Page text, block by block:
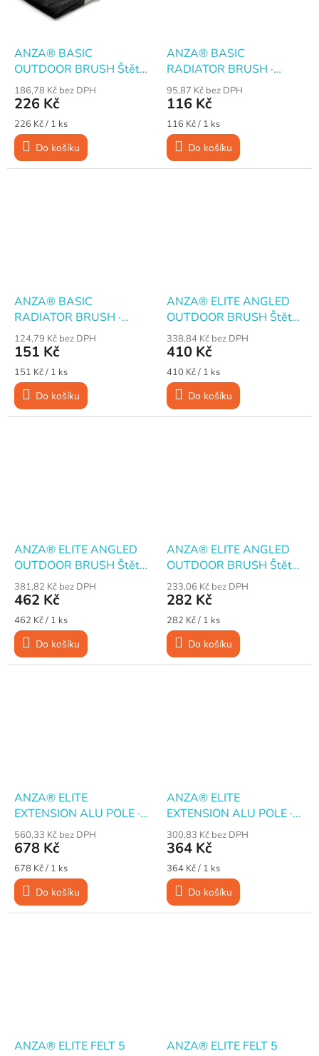
ANZA® BASIC
OUTDOOR BRUSH Štětec
plochý pro exteriér · 120
mm
186,78 Kč bez DPH
226 Kč
Měrná
cena:
226 Kč / 1 ks
Do košíku
ANZA® BASIC
RADIATOR BRUSH ·
Štětec zárohák · 50 mm
95,87 Kč bez DPH
116 Kč
Měrná
cena:
116 Kč / 1 ks
Do košíku
ANZA® BASIC
RADIATOR BRUSH ·
Štětec zárohák · 70 mm
124,79 Kč bez DPH
151 Kč
Měrná
cena:
151 Kč / 1 ks
Do košíku
ANZA® ELITE ANGLED
OUTDOOR BRUSH Štětec
úhlový pro exteriér, 100
mm
338,84 Kč bez DPH
410 Kč
Měrná
cena:
410 Kč / 1 ks
Do košíku
ANZA® ELITE ANGLED
OUTDOOR BRUSH Štětec
úhlový pro exteriér, 120
mm
381,82 Kč bez DPH
462 Kč
Měrná
cena:
462 Kč / 1 ks
Do košíku
ANZA® ELITE ANGLED
OUTDOOR BRUSH Štětec
úhlový pro exteriér, 75
mm
233,06 Kč bez DPH
282 Kč
Měrná
cena:
282 Kč / 1 ks
Do košíku
ANZA® ELITE
EXTENSION ALU POLE ·
Teleskopická hliníková tyč ·
115-197 cm
560,33 Kč bez DPH
678 Kč
Měrná
cena:
678 Kč / 1 ks
Do košíku
ANZA® ELITE
EXTENSION ALU POLE ·
Teleskopická hliníková tyč ·
44-61 cm
300,83 Kč bez DPH
364 Kč
Měrná
cena:
364 Kč / 1 ks
Do košíku
ANZA® ELITE FELT 5
ANZA® ELITE FELT 5